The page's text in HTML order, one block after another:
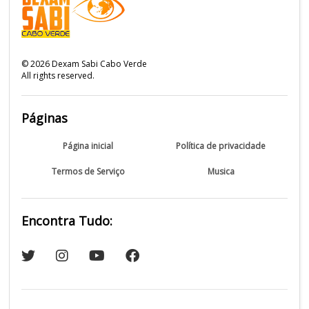
©2026Dexam Sabi Cabo Verde
All rights reserved.
Páginas
Página inicial Política de privacidade
Termos de Serviço Musica
Encontra Tudo: